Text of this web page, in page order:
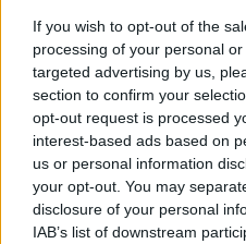
If you wish to opt-out of the
processing of your personal
targeted advertising by us,
section to confirm your
opt-out request is processed
interest-based ads based on
us or personal information
your opt-out. You may
disclosure of your personal
IAB’s list of downstream
Fly me to the moon
Hop!
O sonho de um prisioneiro
Memòrias
Sto qui
Scrivi
Bestiario
Pillole
Veglia
​“D” come delitto